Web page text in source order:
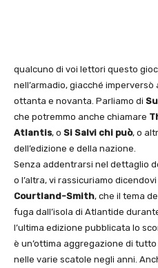
qualcuno di voi lettori questo
nell’armadio, giacché
ottanta e novanta. Parliamo di
che potremmo anche chiamare
Atlantis, o Si Salvi chi può, o
dell’edizione e della nazione.
Senza addentrarsi nel dettaglio
o l’altra, vi rassicuriamo
Courtland-Smith, che il tema
fuga dall’isola di Atlantide
l’ultima edizione pubblicata lo
è un’ottima aggregazione di
nelle varie scatole negli anni.